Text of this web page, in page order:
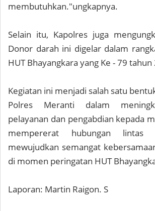
membutuhkan."ungkapnya.
Selain itu, Kapolres juga
Donor darah ini digelar dalam
HUT Bhayangkara yang Ke - 79 tahun
Kegiatan ini menjadi salah satu
Polres Meranti dalam
pelayanan dan pengabdian kepada
mempererat hubungan lintas
mewujudkan semangat
di momen peringatan HUT
Laporan: Martin Raigon. S